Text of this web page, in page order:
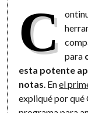
C
para
esta potente
notas. Enel
expliqué por qué